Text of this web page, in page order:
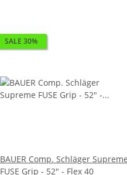
SALE 30%
BAUER Comp. Schläger Supreme
FUSE Grip - 52" - Flex 40